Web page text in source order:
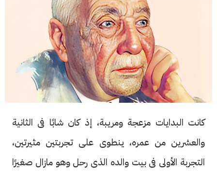
كانت البدايات مزعجة ومريبة، إذ كان شابًا فى الثانية
والعشرين من عمره، ينطوى على تجربتين مثيرتين،
التجربة الأولى فى بيت والده الذى رحل وهو مازال صغيرًا